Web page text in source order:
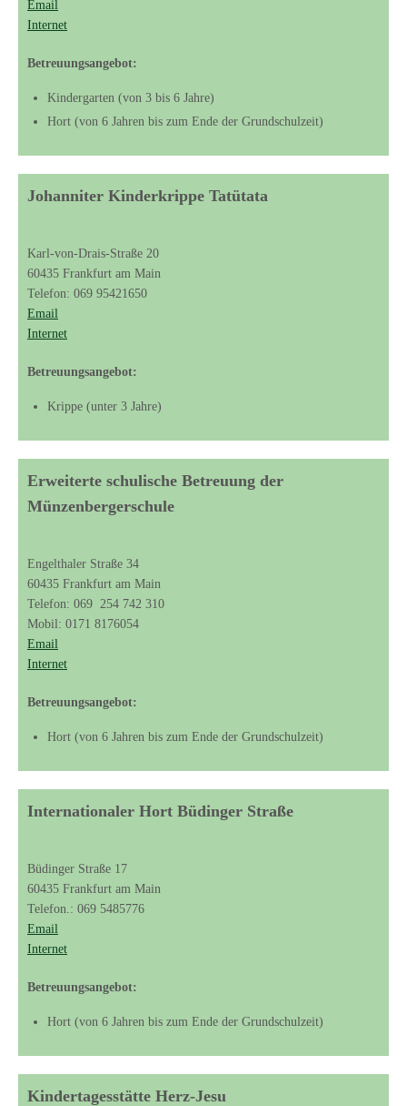
Email
Internet
Betreuungsangebot:
Kindergarten (von 3 bis 6 Jahre)
Hort (von 6 Jahren bis zum Ende der Grundschulzeit)
Johanniter Kinderkrippe Tatütata
Karl-von-Drais-Straße 20
60435 Frankfurt am Main
Telefon: 069 95421650
Email
Internet
Betreuungsangebot:
Krippe (unter 3 Jahre)
Erweiterte schulische Betreuung der
Münzenbergerschule
Engelthaler Straße 34
60435 Frankfurt am Main
Telefon: 069 254 742 310
Mobil: 0171 8176054
Email
Internet
Betreuungsangebot:
Hort (von 6 Jahren bis zum Ende der Grundschulzeit)
Internationaler Hort Büdinger Straße
Büdinger Straße 17
60435 Frankfurt am Main
Telefon.: 069 5485776
Email
Internet
Betreuungsangebot:
Hort (von 6 Jahren bis zum Ende der Grundschulzeit)
Kindertagesstätte Herz-Jesu